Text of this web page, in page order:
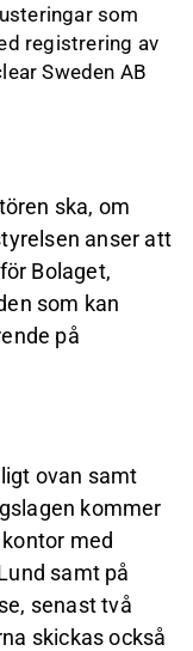
som
registrering av
Sweden AB
ska, om
anser att
Bolaget,
som kan
på
ovan samt
kommer
med
samt på
senast två
skickas också